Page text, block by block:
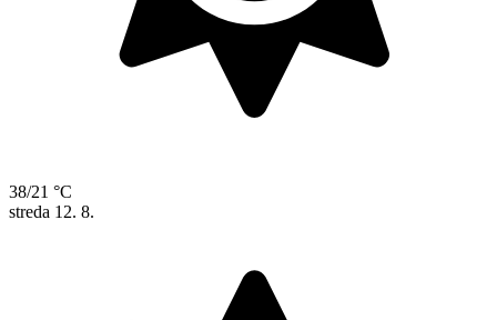
38/21 °C
streda 12. 8.